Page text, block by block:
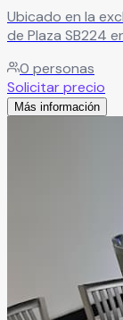
Ubicado en la
de Plaza SB224
único: elegancia
convierte
especialLeer más
0 personas
Solicitar precio
Más información